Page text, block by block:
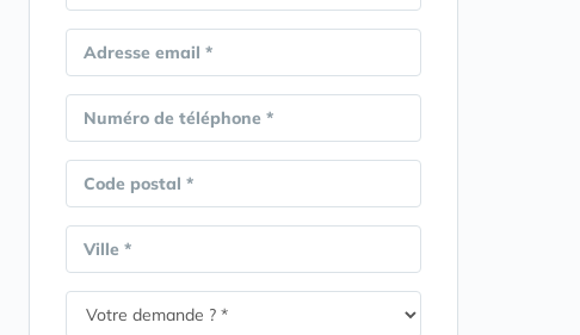
Adresse email *
Numéro de téléphone *
Code postal *
Ville *